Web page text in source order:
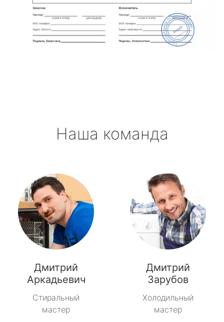
Наша команда
Дмитрий
Аркадьевич
Стиральный
мастер
Дмитрий
Зарубов
Холодильный
мастер